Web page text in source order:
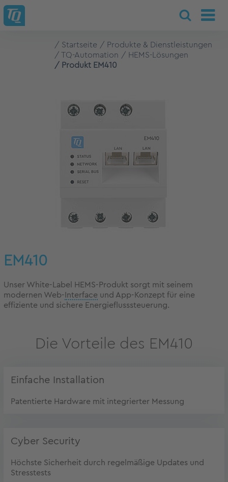
Startseite
Produkte & Dienstleistungen
TQ-Automation
HEMS-Lösungen
Produkt EM410
EM410
Unser White-Label HEMS-Produkt sorgt mit seinem
modernen Web- Interface und App-Konzept für eine
effiziente und sichere Energieflusssteuerung.
Die Vorteile des EM410
Einfache Installation
Patentierte Hardware mit integrierter Messung
Cyber Security
Höchste Sicherheit durch regelmäßige Updates und
Stresstests